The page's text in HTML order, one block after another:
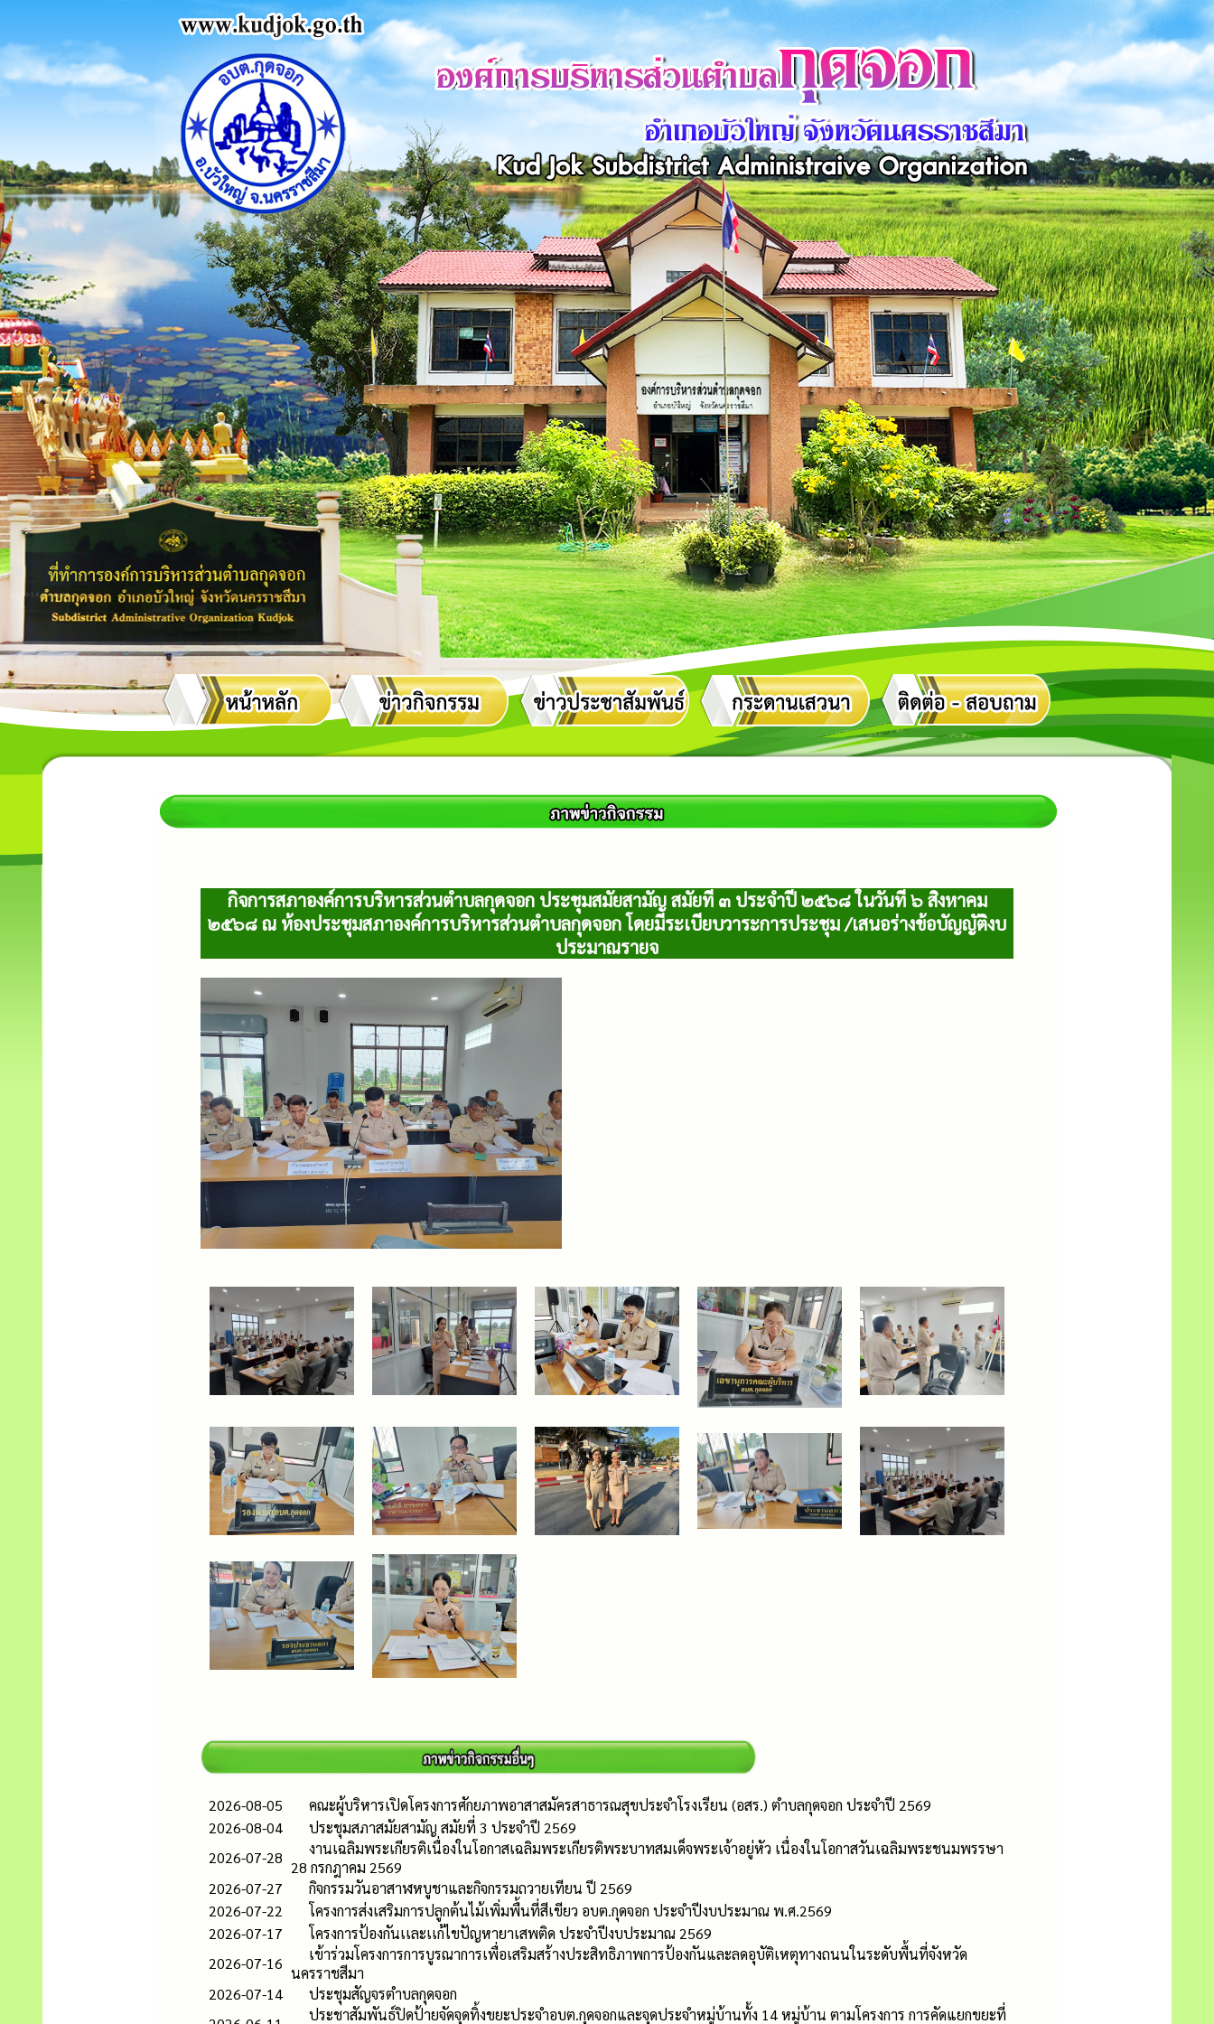
กิจการสภาองค์การบริหารส่วนตำบลกุดจอก ประชุมสมัยสามัญ สมัยที่ ๓ ประจำปี ๒๕๖๘ ในวันที่ ๖ สิงหาคม
๒๕๖๘ ณ ห้องประชุมสภาองค์การบริหารส่วนตำบลกุดจอก โดยมีระเบียบวาระการประชุม /เสนอร่างข้อบัญญัติงบ
ประมาณรายจ
2026-08-05
คณะผู้บริหารเปิดโครงการศักยภาพอาสาสมัครสาธารณสุขประจำโรงเรียน (อสร.) ตำบลกุดจอก ประจำปี 2569
2026-08-04
ประชุมสภาสมัยสามัญ สมัยที่ 3 ประจำปี 2569
2026-07-28
งานเฉลิมพระเกียรติเนื่องในโอกาสเฉลิมพระเกียรติพระบาทสมเด็จพระเจ้าอยู่หัว เนื่องในโอกาสวันเฉลิมพระชนมพรรษา
28 กรกฎาคม 2569
2026-07-27
กิจกรรมวันอาสาฬหบูชาและกิจกรรมถวายเทียน ปี 2569
2026-07-22
โครงการส่งเสริมการปลูกต้นไม้เพิ่มพื้นที่สีเขียว อบต.กุดจอก ประจำปีงบประมาณ พ.ศ.2569
2026-07-17
โครงการป้องกันเเละเเก้ไขปัญหายาเสพติด ประจำปีงบประมาณ 2569
2026-07-16
เข้าร่วมโครงการการบูรณาการเพื่อเสริมสร้างประสิทธิภาพการป้องกันและลดอุบัติเหตุทางถนนในระดับพื้นที่จังหวัด
นครราชสีมา
2026-07-14
ประชุมสัญจรตำบลกุดจอก
ประชาสัมพันธ์ปิดป้ายจัดจุดทิ้งขยะประจำอบต.กุดจอกและจุดประจำหมู่บ้านทั้ง 14 หมู่บ้าน ตามโครงการ การคัดแยกขยะที่